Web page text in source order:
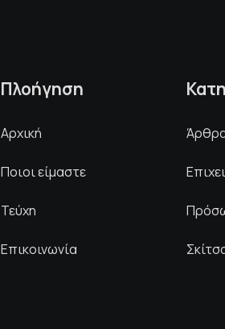
Πλοήγηση
Αρχική
Ποιοι είμαστε
Τεύχη
Επικοινωνία